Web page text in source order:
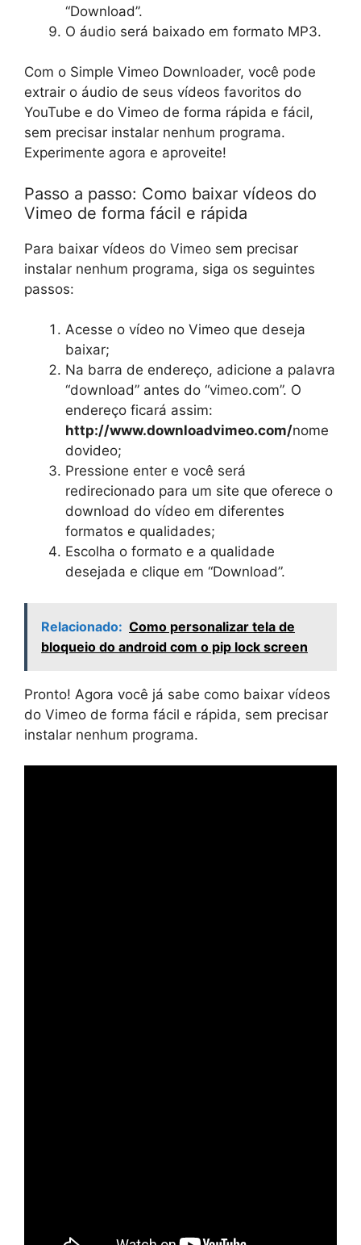
“Download”.
O áudio será baixado em formato MP3.
Com o Simple Vimeo Downloader, você pode
extrair o áudio de seus vídeos favoritos do
YouTube e do Vimeo de forma rápida e fácil,
sem precisar instalar nenhum programa.
Experimente agora e aproveite!
Passo a passo: Como baixar vídeos do
Vimeo de forma fácil e rápida
Para baixar vídeos do Vimeo sem precisar
instalar nenhum programa, siga os seguintes
passos:
Acesse o vídeo no Vimeo que deseja
baixar;
Na barra de endereço, adicione a palavra
“download” antes do “vimeo.com”. O
endereço ficará assim:
http://www.downloadvimeo.com/nome
dovideo;
Pressione enter e você será
redirecionado para um site que oferece o
download do vídeo em diferentes
formatos e qualidades;
Escolha o formato e a qualidade
desejada e clique em “Download”.
Relacionado: Como personalizar tela de
bloqueio do android com o pip lock screen
Pronto! Agora você já sabe como baixar vídeos
do Vimeo de forma fácil e rápida, sem precisar
instalar nenhum programa.